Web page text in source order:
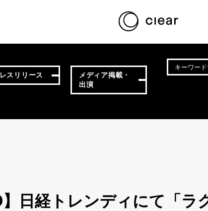
スリリース
メディア掲載・
出演
】日経トレンディにて「